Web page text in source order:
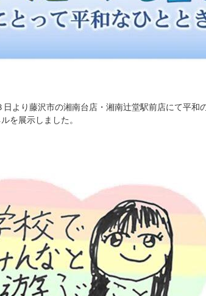
より藤沢市の湘南台店・湘南辻堂駅前店にて平和
を展示しました。